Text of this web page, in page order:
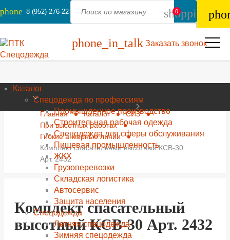
phone 8 (952) 276-22-44
phone_in_talk Заказать звонок
Каталог
Спецодежда по профессиям
Промышленное производство
Строительная рабочая одежда
Спецодежда для сферы обслуживания
Пищевая промышленность
ЖКХ
Грузоперевозки
Складская логистика
Автосервис
Защита населения
Спецодежда
Летняя спецодежда
Зимняя спецодежда
0
Главная Каталог
СИЗ
При высотных работах
Гибкие анкерные линии
Комплект спасательный высотный КСВ-30
Арт. 2432
Комплект спасательный
высотный КСВ-30 Арт. 2432